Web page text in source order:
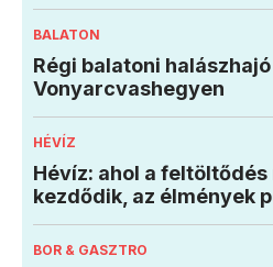
BALATON
Régi balatoni
Vonyarcvashegyen
HÉVÍZ
Hévíz: ahol a feltöltődés
kezdődik, az élmények
BOR & GASZTRO